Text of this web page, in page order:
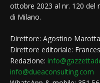
ottobre 2023 al nr. 120 del
di Milano.
Direttore: Agostino Marotta
Direttore editoriale:
Redazione:
info@dueaconsulting.com